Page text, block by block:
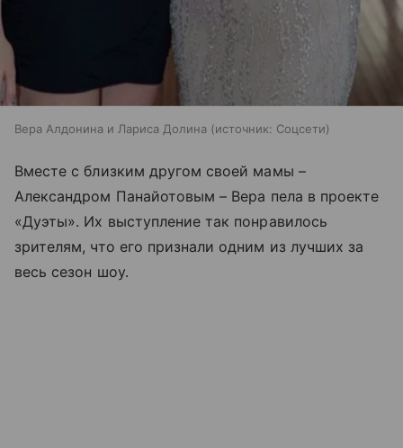
Вера Алдонина и Лариса Долина источник: Соцсети
Вместе с близким другом своей мамы –
Александром Панайотовым– Вера пела в проекте
«Дуэты». Их выступление так понравилось
зрителям, что его признали одним из лучших за
весь сезон шоу.